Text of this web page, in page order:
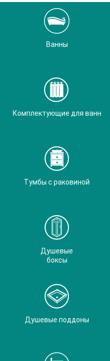
Ванны
Комплектующие для ванн
Тумбы с раковиной
Душевые
боксы
Душевые поддоны